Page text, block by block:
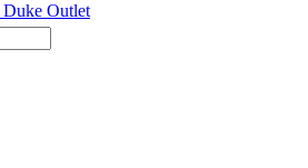
Duke Outlet